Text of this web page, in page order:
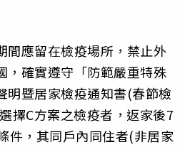
間應留在檢疫場所，禁止外
，確實遵守「防範嚴重特殊
明暨居家檢疫通知書(春節檢
擇C方案之檢疫者，返家後7
件，其同戶內同住者(非居家